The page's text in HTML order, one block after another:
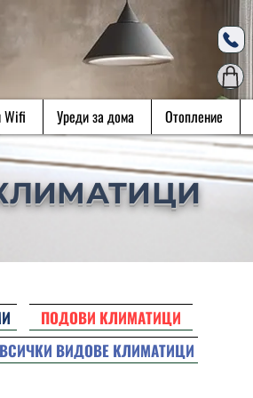
Wifi Уреди за дома Отопление
ПОДОВИ КЛИМАТИЦИ
ВСИЧКИ ВИДОВЕ КЛИМАТИЦИ